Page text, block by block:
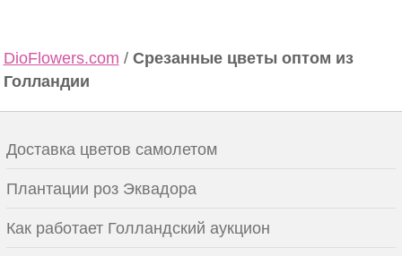
DioFlowers.com / Срезанные цветы оптом из
Голландии
Доставка цветов самолетом
Плантации роз Эквадора
Как работает Голландский аукцион